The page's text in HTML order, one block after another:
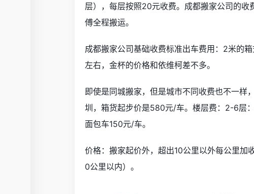
层），每层按照20元收费。成都搬家公司的
傅全程搬运。
成都搬家公司基础收费标准出车费用：2米的
左右，金杯的价格和依维柯差不多。
即使是同城搬家，但是城市不同收费也不一样
圳，箱货起步价是580元/车。楼层费：2-6层
面包车150元/车。
价格：搬家起价外，超出10公里以外每公里
0公里以内）。